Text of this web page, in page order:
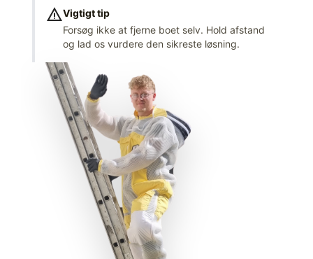
warningVigtigt tip
Forsøg ikke at fjerne boet selv. Hold afstand
og lad os vurdere den sikreste løsning.